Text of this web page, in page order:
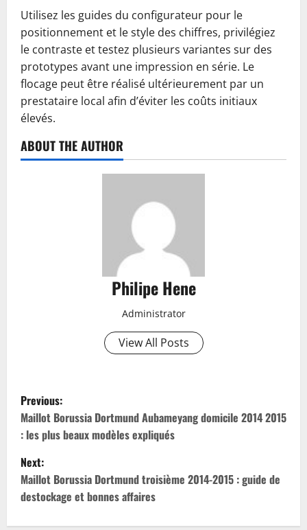
Utilisez les guides du configurateur pour le
positionnement et le style des chiffres, privilégiez
le contraste et testez plusieurs variantes sur des
prototypes avant une impression en série. Le
flocage peut être réalisé ultérieurement par un
prestataire local afin d’éviter les coûts initiaux
élevés.
ABOUT THE AUTHOR
Philipe Hene
Administrator
View All Posts
P
o
s
t
n
Previous:
Maillot Borussia Dortmund Aubameyang domicile 2014 2015
: les plus beaux modèles expliqués
Next:
Maillot Borussia Dortmund troisième 2014-2015 : guide de
destockage et bonnes affaires